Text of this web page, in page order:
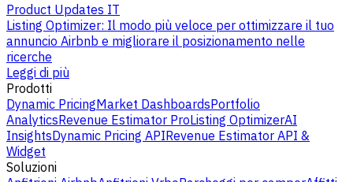
Product Updates IT
Listing Optimizer: Il modo più veloce per ottimizzare il tuo
annuncio Airbnb e migliorare il posizionamento nelle
ricerche
Leggi di più
Prodotti
Dynamic PricingMarket DashboardsPortfolio
AnalyticsRevenue Estimator ProListing OptimizerAI
InsightsDynamic Pricing APIRevenue Estimator API &
Widget
Soluzioni